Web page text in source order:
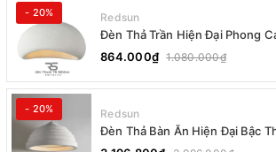
- 20% Redsun
Đèn Thả Trần Hiện Đại Phong
sabi CDT-T036 Dáng B
864.000₫ 1.080.000₫
- 20% Redsun
Đèn Thả Bàn Ăn Hiện Đại Bậc
Cách Nhật Bản Wabi-sabi DC-